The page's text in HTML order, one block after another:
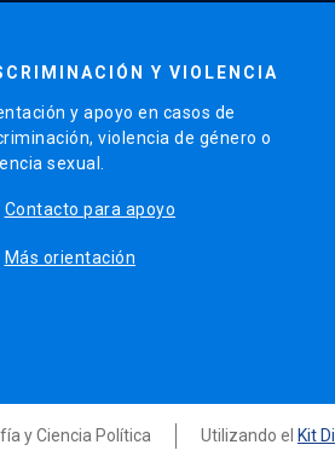
Y VIOLENCIA
y apoyo en casos de
violencia de género o
sexual.
Contacto para apoyo
Más orientación
y Ciencia Política Utilizando el Kit